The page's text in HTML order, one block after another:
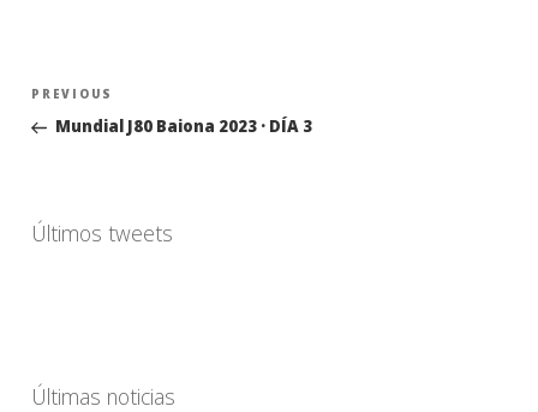
Navegación
entradas
Previous
Post
PREVIOUS
Mundial J80 Baiona 2023 · DÍA 3
Últimos tweets
Últimas noticias